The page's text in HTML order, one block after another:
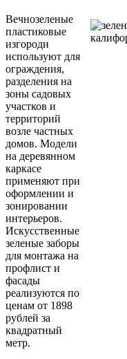
Вечнозеленые
пластиковые
изгороди
используют для
ограждения,
разделения на
зоны садовых
участков и
территорий
возле частных
домов. Модели
на деревянном
каркасе
применяют при
оформлении и
зонировании
интерьеров.
Искусственные
зеленые заборы
для монтажа на
профлист и
фасады
реализуются по
ценам от 1898
рублей за
квадратный
метр.